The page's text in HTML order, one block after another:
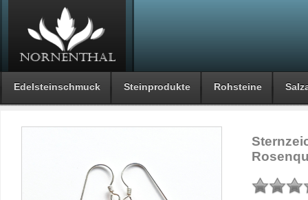
Edelsteinschmuck Steinprodukte Rohsteine